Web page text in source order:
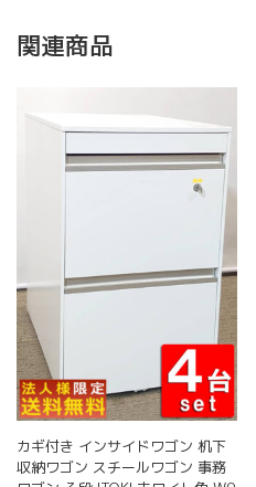
関連商品
カギ付き インサイドワゴン 机下
収納ワゴン スチールワゴン 事務